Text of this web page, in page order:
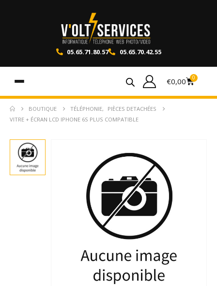
05.65.71.80.57 05.65.70.42.55
€0,00 0
BOUTIQUE TÉLÉPHONIE,
PIÈCES DETACHÉES
VITRE + ÉCRAN LCD IPHONE 6S PLUS COMPATIBLE